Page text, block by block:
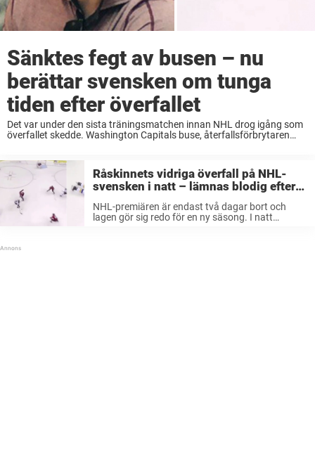
Sänktes fegt av busen – nu
berättar svensken om tunga
tiden efter överfallet
Det var under den sista träningsmatchen innan NHL drog igång som
överfallet skedde. Washington Capitals buse, återfallsförbrytaren
Råskinnets vidriga överfall på NHL-
svensken i natt – lämnas blodig efter
NHL-premiären är endast två dagar bort och
lagen gör sig redo för en ny säsong. I natt